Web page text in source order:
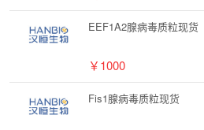
EEF1A2腺病毒质粒现货
￥1000
Fis1腺病毒质粒现货